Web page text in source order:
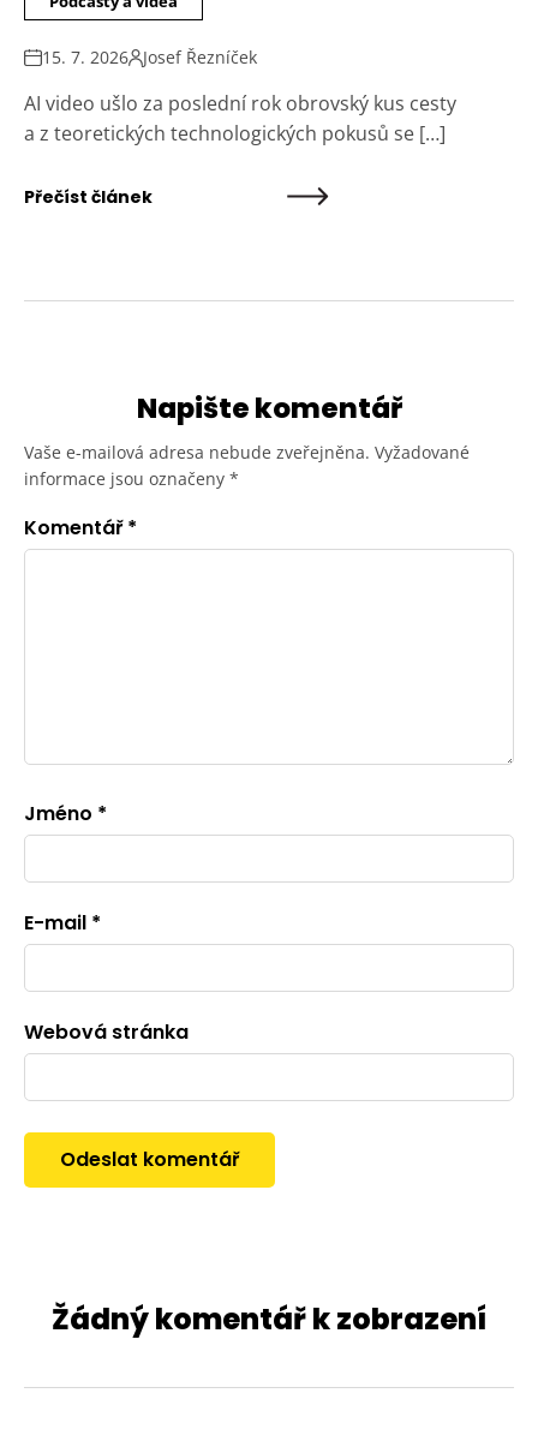
15. 7. 2026 Josef Řezníček
AI video ušlo za poslední rok obrovský kus cesty
a z teoretických technologických pokusů se […]
Přečíst článek
Napište komentář
Vaše e-mailová adresa nebude zveřejněna. Vyžadované
informace jsou označeny *
Komentář*
Jméno *
E-mail *
Webová stránka
Žádný komentář k zobrazení